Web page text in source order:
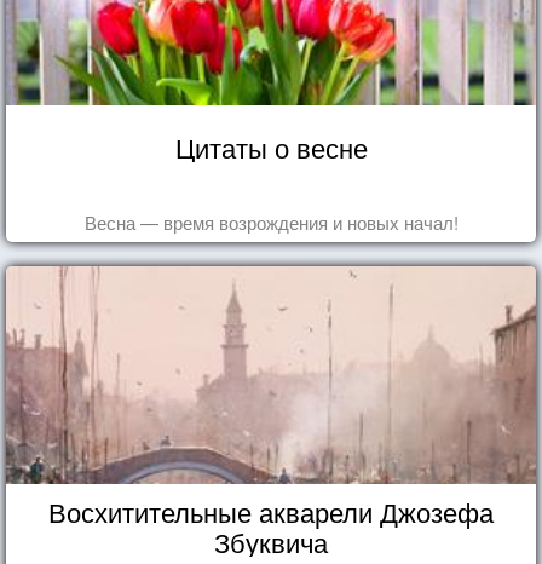
Цитаты о весне
Весна — время возрождения и новых начал!
Восхитительные акварели Джозефа
Збуквича